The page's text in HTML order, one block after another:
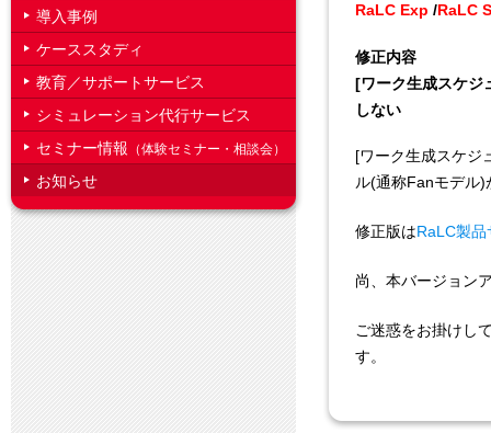
導入事例
ケーススタディ
教育／サポートサービス
シミュレーション代行サービス
セミナー情報 （体験セミナー・相談会）
お知らせ
RaLC Exp /RaLC
修正内容
[ワーク生成スケジ
しない
[ワーク生成スケジ
ル(通称Fanモデル)
修正版はRaLC製
尚、本バージョン
ご迷惑をお掛けし
す。